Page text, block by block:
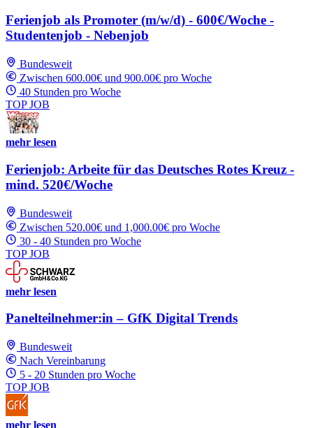
Ferienjob als Promoter (m/w/d) - 600€/Woche -
Studentenjob - Nebenjob
Bundesweit
Zwischen 600.00€ und 900.00€ pro Woche
40 Stunden pro Woche
TOP JOB
mehr lesen
Ferienjob: Arbeite für das Deutsches Rotes Kreuz -
mind. 520€/Woche
Bundesweit
Zwischen 520.00€ und 1,000.00€ pro Woche
30 - 40 Stunden pro Woche
TOP JOB
mehr lesen
Panelteilnehmer:in – GfK Digital Trends
Bundesweit
Nach Vereinbarung
5 - 20 Stunden pro Woche
TOP JOB
mehr lesen